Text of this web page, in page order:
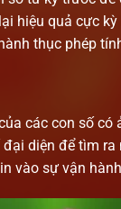
hiệu quả cực kỳ
thục phép
các con số
diện để tìm
vào sự vận